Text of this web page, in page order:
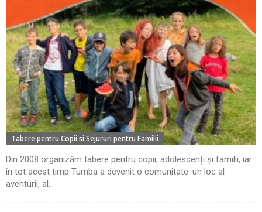
Tabere pentru Copii si Sejururi pentru Familii
Din 2008 organizăm tabere pentru copii, adolescenți și familii, iar
în tot acest timp Tumba a devenit o comunitate: un loc al
aventurii, al...